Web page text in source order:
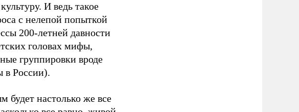
И ведь такое
с нелепой попыткой
200-летней давности
головах мифы,
группировки вроде
в России).
настолько же все